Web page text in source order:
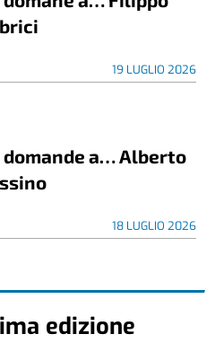
19 LUGLIO 2026
domande a… Alberto
18 LUGLIO 2026
edizione